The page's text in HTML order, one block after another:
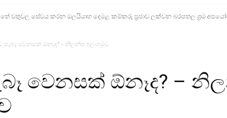
වතුවල සේවය කරන මලයියාහ දෙමළ කම්කරු ප්‍රජාව ලක්වන බරපතල ශ්‍රම
සැබෑ වෙනසක් ඕනෑද? – නිලන්ත ඉලංගමුව
වෙනසක් ඕනෑද? –